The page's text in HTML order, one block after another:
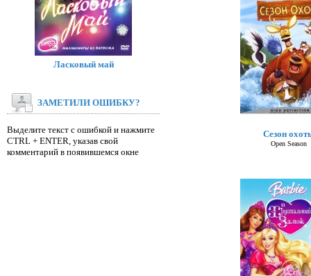
Сезон
Open Season
Ласковый май
ЗАМЕТИЛИ ОШИБКУ?
Выделите текст с ошибкой и нажмите
CTRL + ENTER, указав свой
комментарий в появившемся окне